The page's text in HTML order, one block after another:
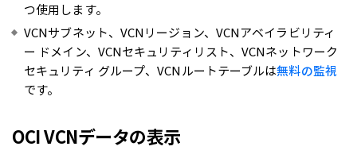
つ使用します。
VCNサブネット、VCNリージョン、VCNアベイラビリティ
ー ドメイン、VCNセキュリティリスト、VCNネットワーク
セキュリティ グループ、VCNルートテーブルは無料の監視
です。
OCI VCNデータの表示